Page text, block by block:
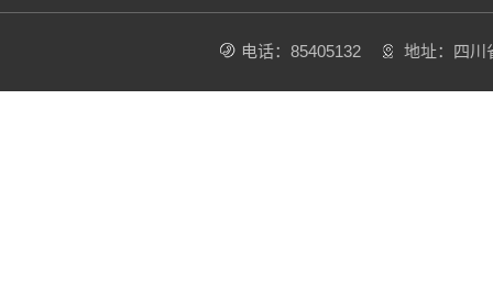
电话：85405132 地址：四川